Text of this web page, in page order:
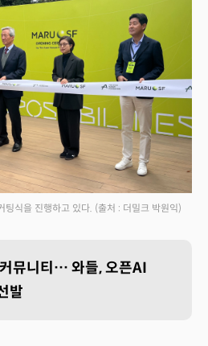
팅식을 진행하고 있다. (출처 : 더밀크 박원익)
뮤니티… 와들, 오픈AI
발